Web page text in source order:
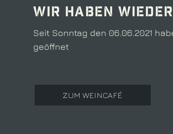
Wir haben
Seit Sonntag den 06.06.2021
geöffnet
ZUM WEINCAFÉ